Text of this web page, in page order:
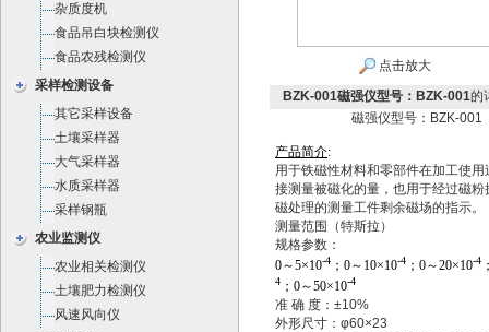
杂质度机
食品吊白块检测仪
食品农残检测仪
采样检测设备
其它采样设备
土壤采样器
大气采样器
水质采样器
采样钢瓶
农业监测仪
农业相关检测仪
土壤肥力检测仪
风速风向仪
点击放大
BZK-001磁强仪型号：BZK-001的
磁强仪型号：BZK-001
产品简介:
用于铁磁性材料和零部件在加工使用
接测量被磁化的量，也用于经过磁粉
磁处理的测量工件剩余磁场的指示。
测量范围（特斯拉）
规格参数：
0～5×10-4 ； 0～ 10×10-4 ； 0～20×10-4
4 ； 0～50×10-4
准 确 度：±10%
外形尺寸：φ60×23